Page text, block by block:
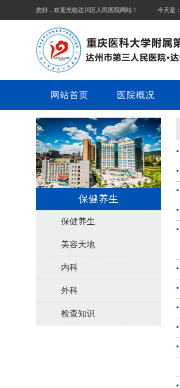
您好，欢迎光临达川区人民医院网站！ 今天是：
网站首页 医院概况
保健养生
保健养生
美容天地
内科
外科
检查知识